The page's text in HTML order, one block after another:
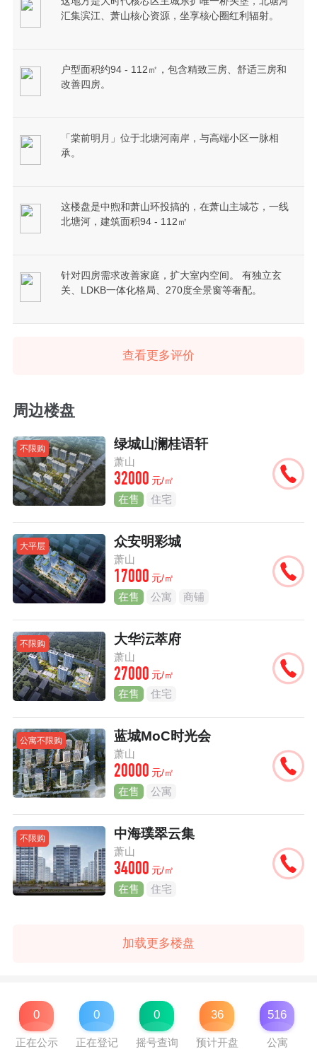
汇集滨江、萧山核心资源，坐享核心圈红利辐射。
户型面积约94 - 112㎡，包含精致三房、舒适三房和
改善四房。
「棠前明月」位于北塘河南岸，与高端小区一脉相
承。
这楼盘是中煦和萧山环投搞的，在萧山主城芯，一线
北塘河，建筑面积94 - 112㎡
针对四房需求改善家庭，扩大室内空间。 有独立玄
关、LDKB一体化格局、270度全景窗等奢配。
查看更多评价
周边楼盘
不限购 绿城山澜桂语轩
萧山
32000 元/㎡
在售 住宅
大平层 众安明彩城
萧山
17000 元/㎡
在售 公寓 商铺
不限购 大华沄萃府
萧山
27000 元/㎡
在售 住宅
公寓不限购 蓝城MoC时光会
萧山
20000 元/㎡
在售 公寓
不限购 中海璞翠云集
萧山
34000 元/㎡
在售 住宅
加载更多楼盘
0
正在公示
0
正在登记
0
摇号查询
36
预计开盘
516
公寓